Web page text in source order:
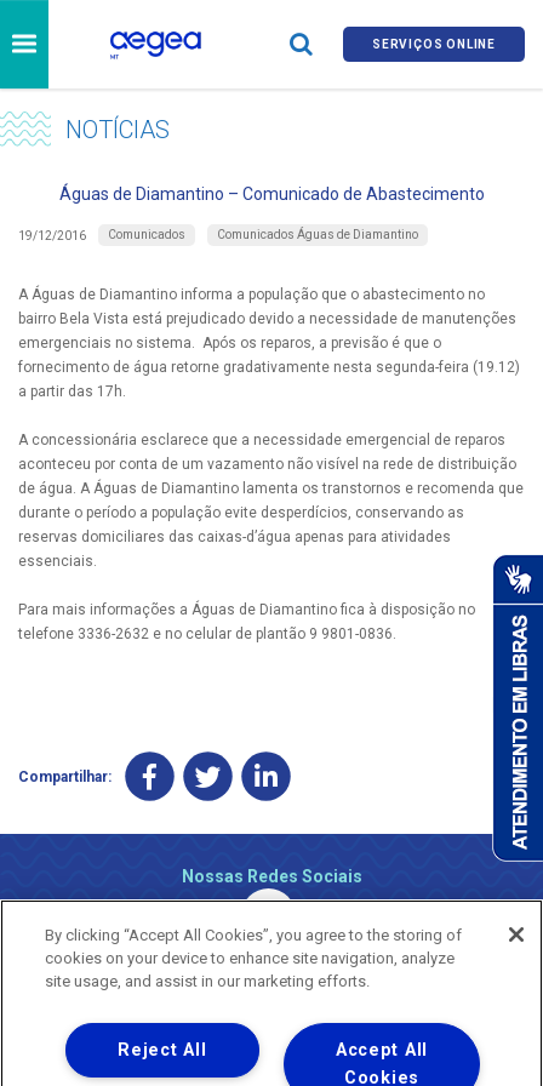
SERVIÇOS ONLINE
NOTÍCIAS
Águas de Diamantino – Comunicado de Abastecimento
19/12/2016 Comunicados Comunicados Águas de Diamantino
A Águas de Diamantino informa a população que o abastecimento no
bairro Bela Vista está prejudicado devido a necessidade de manutenções
emergenciais no sistema. Após os reparos, a previsão é que o
fornecimento de água retorne gradativamente nesta segunda-feira (19.12)
a partir das 17h.
A concessionária esclarece que a necessidade emergencial de reparos
aconteceu por conta de um vazamento não visível na rede de distribuição
de água. A Águas de Diamantino lamenta os transtornos e recomenda que
durante o período a população evite desperdícios, conservando as
reservas domiciliares das caixas-d’água apenas para atividades
essenciais.
Para mais informações a Águas de Diamantino fica à disposição no
telefone 3336-2632 e no celular de plantão 9 9801-0836.
Compartilhar:
Nossas Redes Sociais
Uma empresa
Copyright ® 2026 - Todos os Direitos Reservados.
By clicking “Accept All Cookies”, you agree to the storing of
cookies on your device to enhance site navigation, analyze
site usage, and assist in our marketing efforts.
Accept All
Cookies
Reject All